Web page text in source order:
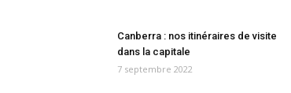
Canberra : nos itinéraires de visite
dans la capitale
7 septembre 2022